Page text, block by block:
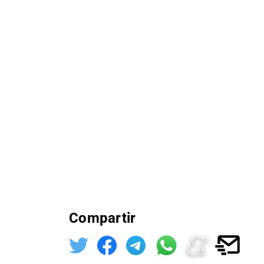
Compartir